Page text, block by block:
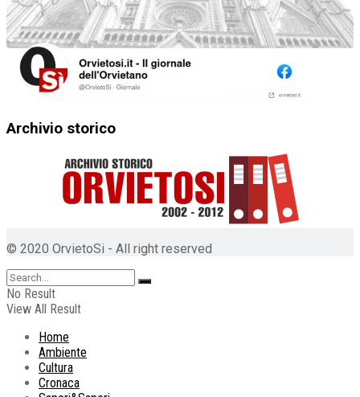
Archivio storico
© 2020 OrvietoSi - All right reserved
No Result
View All Result
Home
Ambiente
Cultura
Cronaca